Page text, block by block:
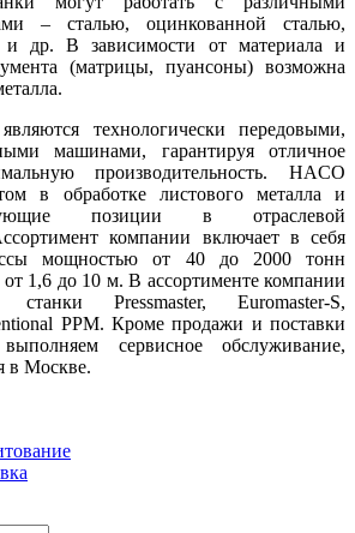
– сталью, оцинкованной сталью,
др. В зависимости от материала и
(матрицы, пуансоны) возможна
являются технологически передовыми,
машинами, гарантируя отличное
производительность. HACO
в обработке листового металла и
позиции в отраслевой
компании включает в себя
мощностью от 40 до 2000 тонн
1,6 до 10 м. В ассортименте компании
Pressmaster, Euromaster-S,
PPM. Кроме продажи и поставки
сервисное обслуживание,
в Москве.